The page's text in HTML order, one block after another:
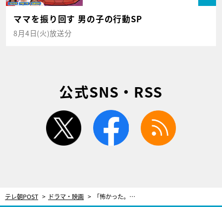
ママを振り回す 男の子の行動SP
8月4日(火)放送分
公式SNS・RSS
twitter facebook
テレ朝POST ドラマ・映画 「怖かった。警察なのに」年下上司が弱さを見せ…主人公の不器用な励ましに「こっちのバディもかわいい」＜未解決の女＞